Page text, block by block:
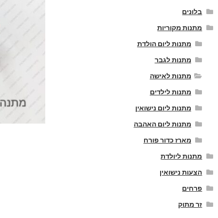
בלונים
מתנות מקוריות
מתנות ליום הולדת
מתנות לגבר
מתנות לאישה
מתנות לילדים
מתנות ליום נישואין
מתנות ליום האהבה
מארז כדור פורח
מתנות ליולדת
הצעות נישואין
פרחים
זר מתוק